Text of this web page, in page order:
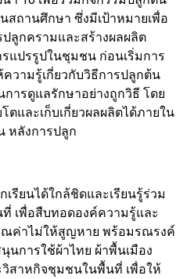
ถานศึกษา ซึ่งมีเป้าหมายเพื่อ
ปลูกครามและสร้างผลผลิต
แปรรูปในชุมชน ก่อนเริ่มการ
วามรู้เกี่ยวกับวิธีการปลูกต้น
ารดูแลรักษาอย่างถูกวิธี โดย
ตและเก็บเกี่ยวผลผลิตได้ภายใน
หลังการปลูก
รียนได้ใกล้ชิดและเรียนรู้ร่วม
เพื่อสืบทอดองค์ความรู้และ
ค่าไม่ให้สูญหาย พร้อมรณรงค์
การใช้ผ้าไทย ผ้าพื้นเมือง
สาหกิจชุมชนในพื้นที่ เพื่อให้